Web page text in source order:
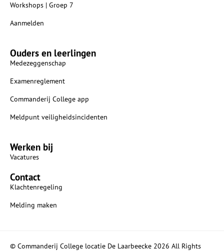
Workshops | Groep 7
Aanmelden
Ouders en leerlingen
Medezeggenschap
Examenreglement
Commanderij College app
Meldpunt veiligheidsincidenten
Werken bij
Vacatures
Contact
Klachtenregeling
Melding maken
© Commanderij College locatie De Laarbeecke 2026 All Rights